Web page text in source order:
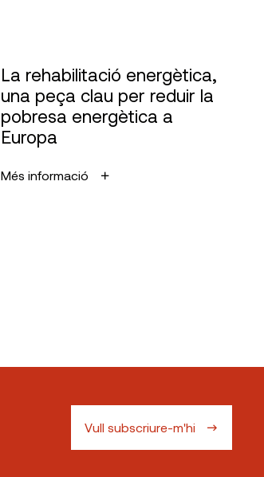
La rehabilitació energètica,
una peça clau per reduir la
pobresa energètica a
Europa
Més informació
Vull subscriure-m'hi